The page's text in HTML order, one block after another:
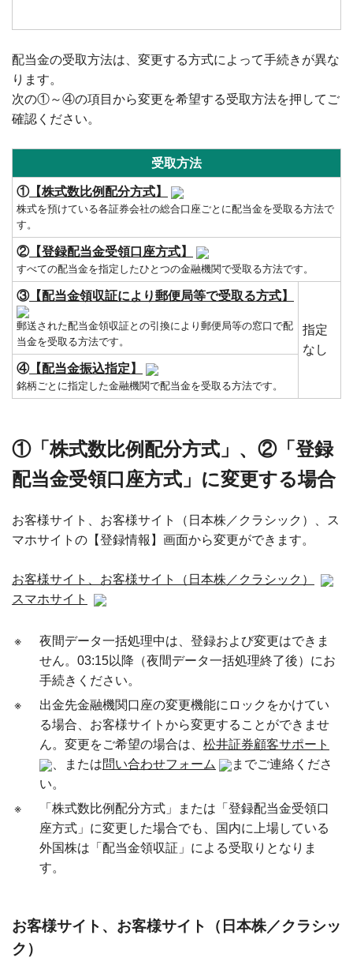
配当金の受取方法は、変更する方式によって手続きが異な
ります。
次の①～④の項目から変更を希望する受取方法を押してご
確認ください。
受取方法
①【株式数比例配分方式】
株式を預けている各証券会社の総合口座ごとに配当金を受取る方法で
す。
②【登録配当金受領口座方式】
すべての配当金を指定したひとつの金融機関で受取る方法です。
③【配当金領収証により郵便局等で受取る方式】
郵送された配当金領収証との引換により郵便局等の窓口で配
当金を受取る方法です。
指定
なし
④【配当金振込指定】
銘柄ごとに指定した金融機関で配当金を受取る方法です。
①「株式数比例配分方式」、②「登録
配当金受領口座方式」に変更する場合
お客様サイト、お客様サイト（日本株／クラシック）、ス
マホサイトの【登録情報】画面から変更ができます。
お客様サイト、お客様サイト（日本株／クラシック）
スマホサイト
※
夜間データ一括処理中は、登録および変更はできま
せん。03:15以降（夜間データ一括処理終了後）にお
手続きください。
※
出金先金融機関口座の変更機能にロックをかけてい
る場合、お客様サイトから変更することができませ
ん。変更をご希望の場合は、 松井証券顧客サポート
、または問い合わせフォーム
までご連絡くださ
い。
※
「株式数比例配分方式」または「登録配当金受領口
座方式」に変更した場合でも、国内に上場している
外国株は「配当金領収証」による受取りとなりま
す。
お客様サイト、お客様サイト（日本株／クラシッ
ク）